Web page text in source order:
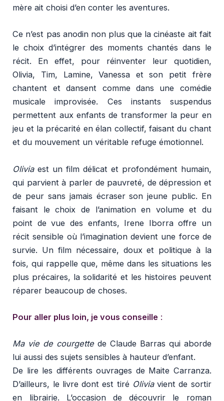
mère ait choisi d’en conter les aventures.
Ce n’est pas anodin non plus que la cinéaste ait fait
le choix d’intégrer des moments chantés dans le
récit. En effet, pour réinventer leur quotidien,
Olivia, Tim, Lamine, Vanessa et son petit frère
chantent et dansent comme dans une comédie
musicale improvisée. Ces instants suspendus
permettent aux enfants de transformer la peur en
jeu et la précarité en élan collectif, faisant du chant
et du mouvement un véritable refuge émotionnel.
Oliviaest un film délicat et profondément humain,
qui parvient à parler de pauvreté, de dépression et
de peur sans jamais écraser son jeune public. En
faisant le choix de l’animation en volume et du
point de vue des enfants, Irene Iborra offre un
récit sensible où l’imagination devient une force de
survie. Un film nécessaire, doux et politique à la
fois, qui rappelle que, même dans les situations les
plus précaires, la solidarité et les histoires peuvent
réparer beaucoup de choses.
Pour aller plus loin, je vous conseille :
Ma vie de courgette de Claude Barras qui aborde
lui aussi des sujets sensibles à hauteur d’enfant.
De lire les différents ouvrages de Maite Carranza.
D’ailleurs, le livre dont est tiré Oliviavient de sortir
en librairie. L’occasion de découvrir le roman